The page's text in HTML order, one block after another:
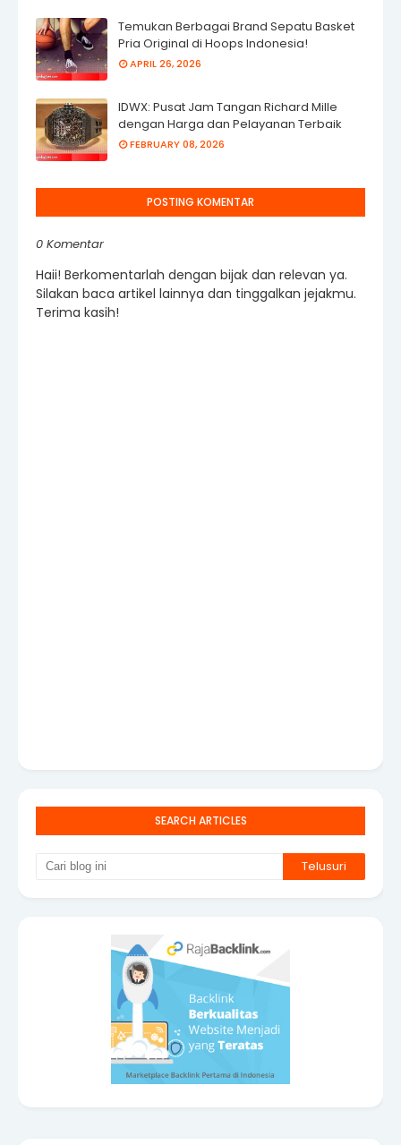
Temukan Berbagai Brand Sepatu Basket
Pria Original di Hoops Indonesia!
APRIL 26, 2026
IDWX: Pusat Jam Tangan Richard Mille
dengan Harga dan Pelayanan Terbaik
FEBRUARY 08, 2026
POSTING KOMENTAR
0 Komentar
Haii! Berkomentarlah dengan bijak dan relevan ya.
Silakan baca artikel lainnya dan tinggalkan jejakmu.
Terima kasih!
SEARCH ARTICLES